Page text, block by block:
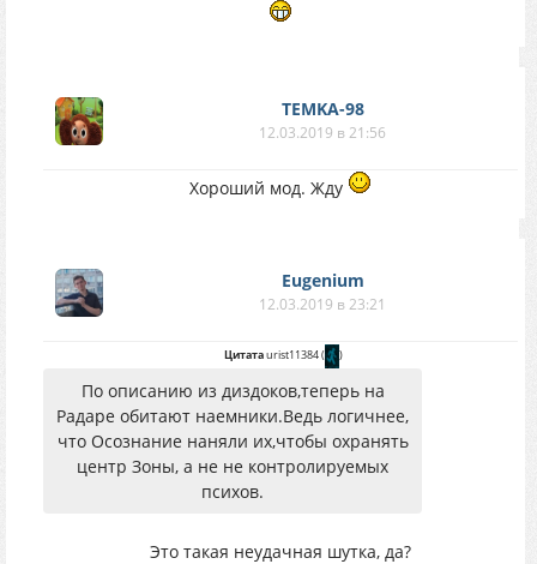
TEMKA-98
12.03.2019 в 21:56
Хороший мод. Жду
Eugenium
12.03.2019 в 23:21
Цитатаurist11384( )
По описанию из диздоков,теперь на
Радаре обитают наемники.Ведь логичнее,
что Осознание наняли их,чтобы охранять
центр Зоны, а не не контролируемых
психов.
Это такая неудачная шутка, да?